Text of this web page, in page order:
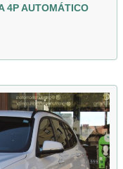
4P AUTOMÁTICO